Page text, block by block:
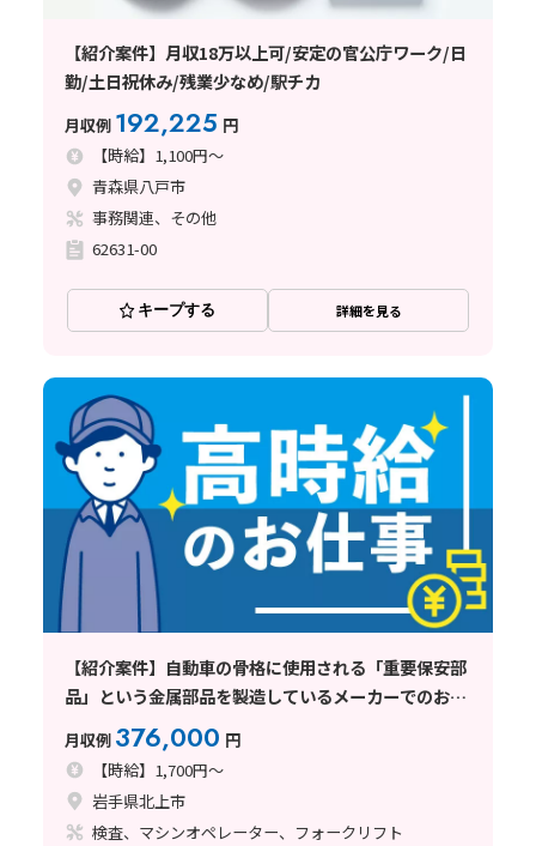
【紹介案件】月収18万以上可/安定の官公庁ワーク/日
勤/土日祝休み/残業少なめ/駅チカ
月収例 192,225 円
【時給】1,100円～
青森県八戸市
事務関連、その他
62631-00
キープする 詳細を見る
【紹介案件】自動車の骨格に使用される「重要保安部
品」という金属部品を製造しているメーカーでのお仕
月収例 376,000 円
【時給】1,700円～
岩手県北上市
検査、マシンオペレーター、フォークリフト